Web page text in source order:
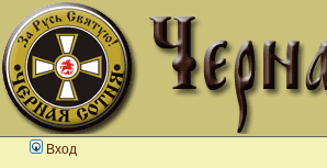
Вход